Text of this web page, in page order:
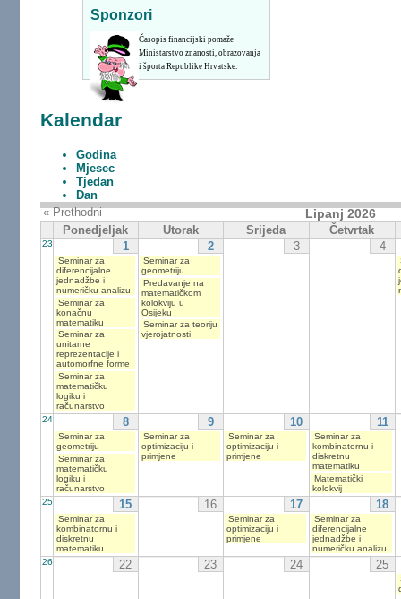
Sponzori
Časopis financijski pomaže
Ministarstvo znanosti, obrazovanja
i športa Republike Hrvatske.
Kalendar
Godina
Mjesec
Tjedan
Dan
« Prethodni
Lipanj 2026
Ponedjeljak Utorak Srijeda Četvrtak
23 1
Seminar za
diferencijalne
jednadžbe i
numeričku analizu
Seminar za
konačnu
matematiku
Seminar za
unitarne
reprezentacije i
automorfne forme
Seminar za
matematičku
logiku i
računarstvo
2
Seminar za
geometriju
Predavanje na
matematičkom
kolokviju u
Osijeku
Seminar za teoriju
vjerojatnosti
3 4
24 8
Seminar za
geometriju
Seminar za
matematičku
logiku i
računarstvo
9
Seminar za
optimizaciju i
primjene
10
Seminar za
optimizaciju i
primjene
11
Seminar za
kombinatornu i
diskretnu
matematiku
Matematički
kolokvij
25
15
Seminar za
kombinatornu i
diskretnu
matematiku
16 17
Seminar za
optimizaciju i
primjene
18
Seminar za
diferencijalne
jednadžbe i
numeričku analizu
26
22 23 24 25